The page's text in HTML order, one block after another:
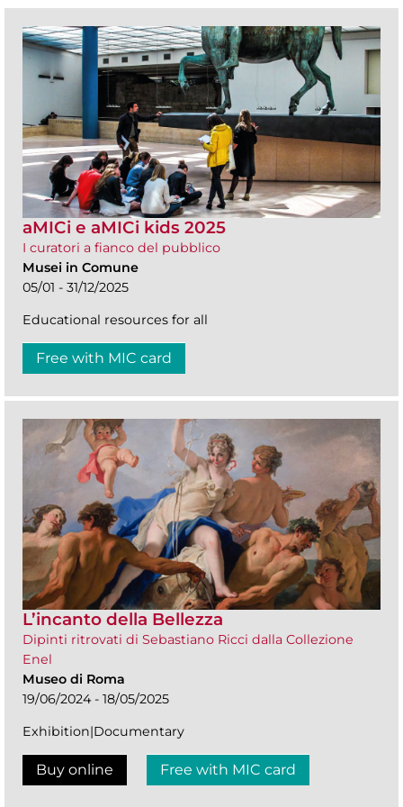
aMICi e aMICi kids 2025
I curatori a fianco del pubblico
Musei in Comune
05/01 - 31/12/2025
Educational resources for all
Free with MIC card
L’incanto della Bellezza
Dipinti ritrovati di Sebastiano Ricci dalla Collezione
Enel
Museo di Roma
19/06/2024 - 18/05/2025
Exhibition|Documentary
Buy online Free with MIC card